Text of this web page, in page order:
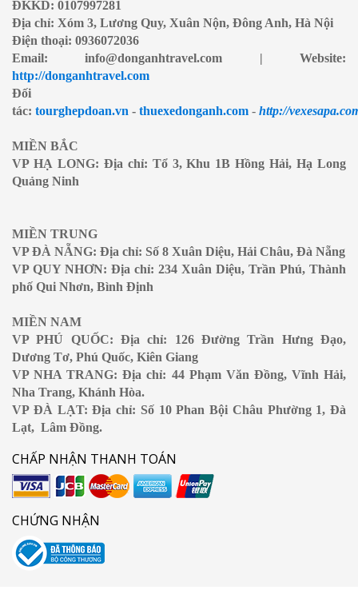
ĐKKD: 0107997281
Địa chỉ: Xóm 3, Lương Quy, Xuân Nộn, Đông Anh, Hà Nội
Điện thoại: 0936072036
Email: info@donganhtravel.com | Website:
http://donganhtravel.com
Đối
tác: tourghepdoan.vn - thuexedonganh.com - http://
MIỀN BẮC
VP HẠ LONG: Địa chỉ: Tổ 3, Khu 1B Hồng Hải, Hạ Long
Quảng Ninh
MIỀN TRUNG
VP ĐÀ NẴNG: Địa chỉ: Số 8 Xuân Diệu, Hải Châu, Đà Nẵng
VP QUY NHƠN: Địa chỉ: 234 Xuân Diệu, Trần Phú, Thành
phố Qui Nhơn, Bình Định
MIỀN NAM
VP PHÚ QUỐC: Địa chỉ: 126 Đường Trần Hưng Đạo,
Dương Tơ, Phú Quốc, Kiên Giang
VP NHA TRANG: Địa chỉ: 44 Phạm Văn Đồng, Vĩnh Hải,
Nha Trang, Khánh Hòa.
VP ĐÀ LẠT: Địa chỉ: Số 10 Phan Bội Châu Phường 1, Đà
Lạt, Lâm Đồng.
CHẤP NHẬN THANH TOÁN
CHỨNG NHẬN